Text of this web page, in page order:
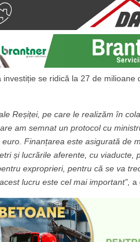
se ridică la 27 de milioane
Reșiței, pe care le realizăm în
am semnat un protocol cu
Finanțarea este asigurată de
și lucrările aferente, cu viaducte,
exproprieri, pentru că se va
lucru este cel mai important”, a